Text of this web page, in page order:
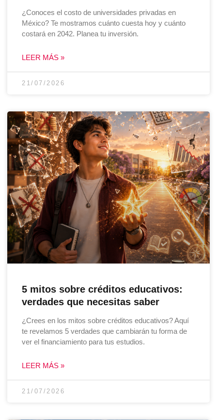
¿Conoces el costo de universidades privadas en
México? Te mostramos cuánto cuesta hoy y cuánto
costará en 2042. Planea tu inversión.
LEER MÁS »
21/07/2026
5 mitos sobre créditos educativos:
verdades que necesitas saber
¿Crees en los mitos sobre créditos educativos? Aquí
te revelamos 5 verdades que cambiarán tu forma de
ver el financiamiento para tus estudios.
LEER MÁS »
21/07/2026